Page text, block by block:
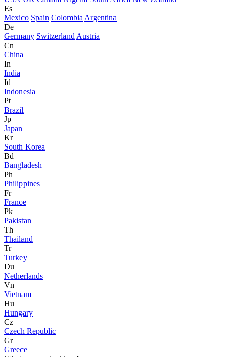
Es
Mexico Spain Colombia Argentina
De
Germany Switzerland Austria
Cn
China
In
India
Id
Indonesia
Pt
Brazil
Jp
Japan
Kr
South Korea
Bd
Bangladesh
Ph
Philippines
Fr
France
Pk
Pakistan
Th
Thailand
Tr
Turkey
Du
Netherlands
Vn
Vietnam
Hu
Hungary
Cz
Czech Republic
Gr
Greece